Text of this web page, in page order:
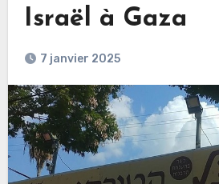
Israël à Gaza
7 janvier 2025